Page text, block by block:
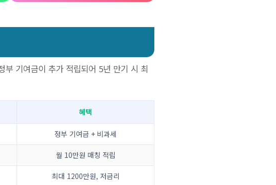
기여금이 추가 적립되어 5년 만기 시 최
혜택
정부 기여금 + 비과세
월 10만원 매칭 적립
최대 1200만원, 저금리